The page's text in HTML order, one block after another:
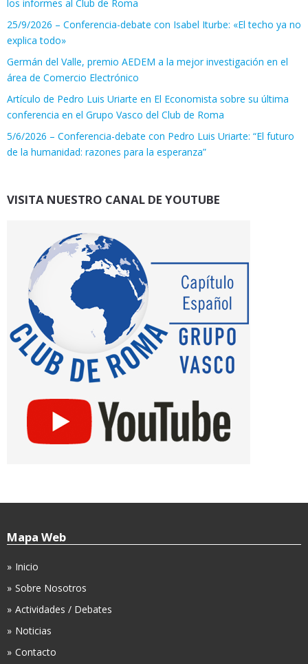
los informes al Club de Roma
25/9/2026 – Conferencia-debate con Isabel Iturbe: «El techo ya no
explica todo»
Germán del Valle, premio AEDEM a la mejor investigación en el
área de Comercio Electrónico
Artículo de Pedro Luis Uriarte en El Economista sobre su última
conferencia en el Grupo Vasco del Club de Roma
5/6/2026 – Conferencia-debate con Pedro Luis Uriarte: “El futuro
de la humanidad: razones para la esperanza”
VISITA NUESTRO CANAL DE YOUTUBE
Mapa Web
Inicio
Sobre Nosotros
Actividades / Debates
Noticias
Contacto